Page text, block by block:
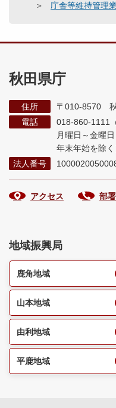
庁舎等維持管理
秋田県庁
住所
〒010-8570
電話
018-860-1111
月曜日～金曜
年末年始を除く
法人番号
アクセス 部
地域振興局
鹿角地域
山本地域
由利地域
平鹿地域